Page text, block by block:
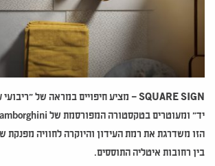
SQUARE SIGN– מציע חיפויים במראה של
הזו משדרגת את רמת העידון והיוקרה לחוויה מפנקת
בין רחובות איטליה התוססים.